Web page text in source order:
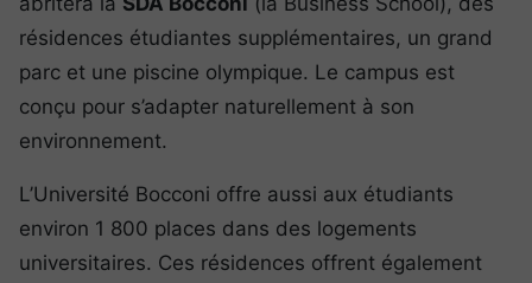
résidences étudiantes supplémentaires, un grand
parc et une piscine olympique. Le campus est
conçu pour s’adapter naturellement à son
environnement.
L’Université Bocconi offre aussi aux étudiants
environ 1 800 places dans des logements
universitaires. Ces résidences offrent également